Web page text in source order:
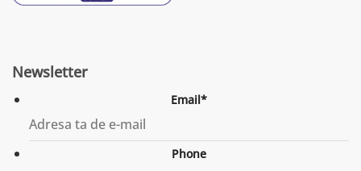
Newsletter
Email*
Phone